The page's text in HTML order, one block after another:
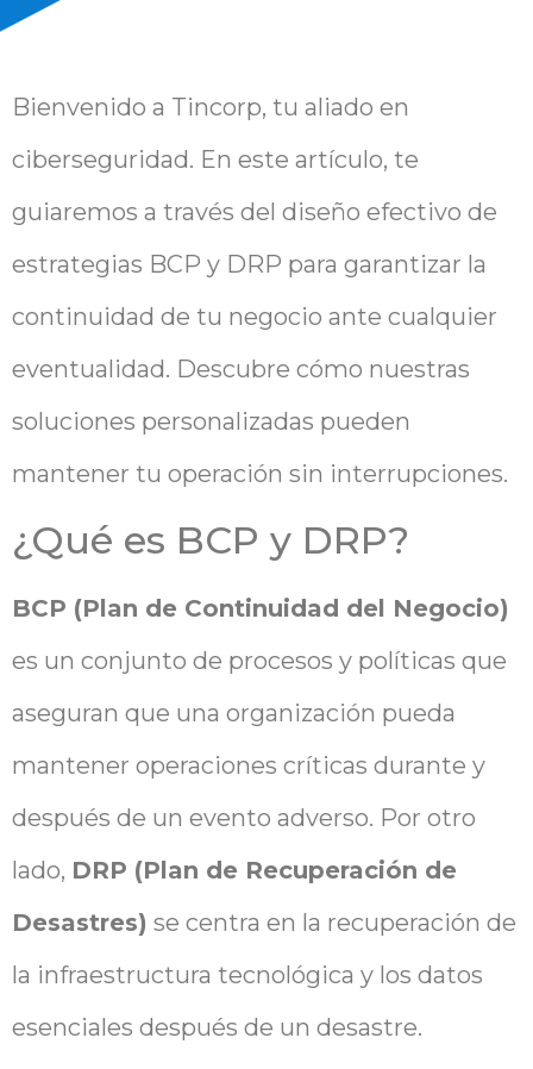
Bienvenido a Tincorp, tu aliado en
ciberseguridad. En este artículo, te
guiaremos a través del diseño efectivo de
estrategias BCP y DRP para garantizar la
continuidad de tu negocio ante cualquier
eventualidad. Descubre cómo nuestras
soluciones personalizadas pueden
mantener tu operación sin interrupciones.
¿Qué es BCP y DRP?
BCP (Plan de Continuidad del Negocio)
es un conjunto de procesos y políticas que
aseguran que una organización pueda
mantener operaciones críticas durante y
después de un evento adverso. Por otro
lado, DRP (Plan de Recuperación de
Desastres) se centra en la recuperación de
la infraestructura tecnológica y los datos
esenciales después de un desastre.